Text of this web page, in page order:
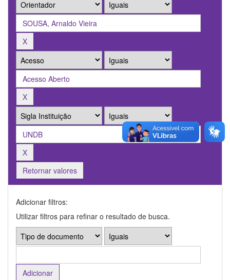
Retornar valores
Adicionar filtros:
Utilizar filtros para refinar o resultado de busca.